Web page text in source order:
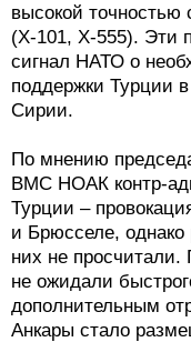
высокой точностью
(Х-101, Х-555). Эти
сигнал НАТО о
поддержки Турции
Сирии.
По мнению
ВМС НОАК контр-
Турции –
и Брюсселе,
них не
не ожидали
дополнительным
Анкары стало